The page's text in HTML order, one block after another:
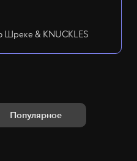
Шреке & KNUCKLES
Популярное